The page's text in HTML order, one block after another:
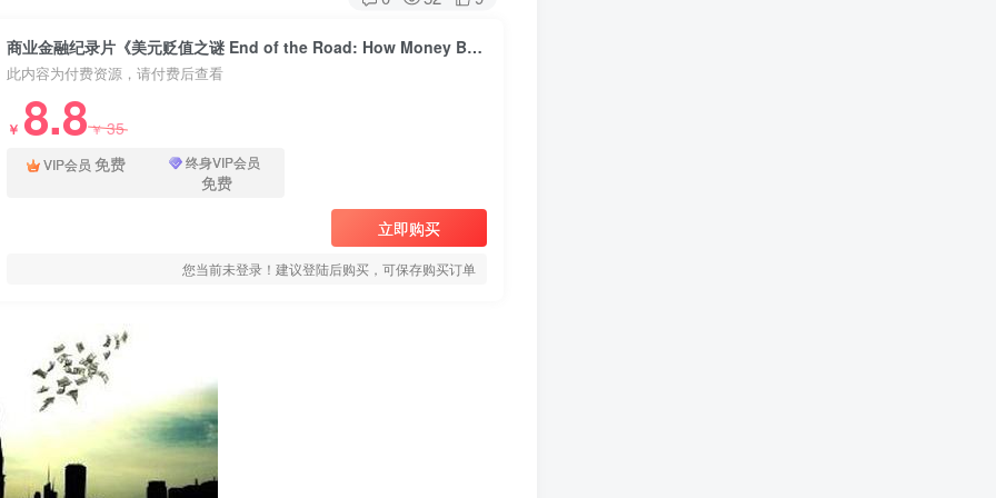
商业金融纪录片《美元贬值之谜 End of the Road: How Money Became Worthless》下载
此内容为付费资源，请付费后查看
￥ 8.8￥35
VIP会员 免费 终身VIP会员
免费
立即购买
您当前未登录！建议登陆后购买，可保存购买订单